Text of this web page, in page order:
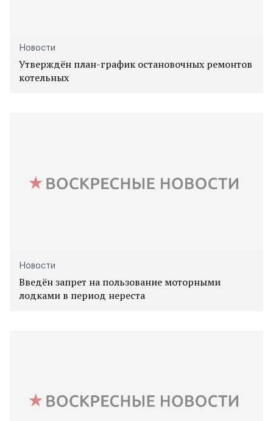
Новости
Утверждён план-график остановочных ремонтов
котельных
Новости
Введён запрет на пользование моторными
лодками в период нереста